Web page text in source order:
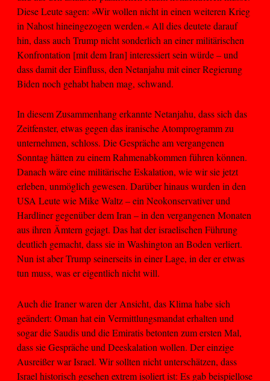
Diese Leute sagen: »Wir wollen nicht in einen weiteren Krieg
in Nahost hineingezogen werden.« All dies deutete darauf
hin, dass auch Trump nicht sonderlich an einer militärischen
Konfrontation [mit dem Iran] interessiert sein würde – und
dass damit der Einfluss, den Netanjahu mit einer Regierung
Biden noch gehabt haben mag, schwand.
In diesem Zusammenhang erkannte Netanjahu, dass sich das
Zeitfenster, etwas gegen das iranische Atomprogramm zu
unternehmen, schloss. Die Gespräche am vergangenen
Sonntag hätten zu einem Rahmenabkommen führen können.
Danach wäre eine militärische Eskalation, wie wir sie jetzt
erleben, unmöglich gewesen. Darüber hinaus wurden in den
USA Leute wie Mike Waltz – ein Neokonservativer und
Hardliner gegenüber dem Iran – in den vergangenen Monaten
aus ihren Ämtern gejagt. Das hat der israelischen Führung
deutlich gemacht, dass sie in Washington an Boden verliert.
Nun ist aber Trump seinerseits in einer Lage, in der er etwas
tun muss, was er eigentlich nicht will.
Auch die Iraner waren der Ansicht, das Klima habe sich
geändert: Oman hat ein Vermittlungsmandat erhalten und
sogar die Saudis und die Emiratis betonten zum ersten Mal,
dass sie Gespräche und Deeskalation wollen. Der einzige
Ausreißer war Israel. Wir sollten nicht unterschätzen, dass
Israel historisch gesehen extrem isoliert ist: Es gab beispiellose